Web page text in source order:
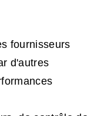
fournisseurs
d'autres